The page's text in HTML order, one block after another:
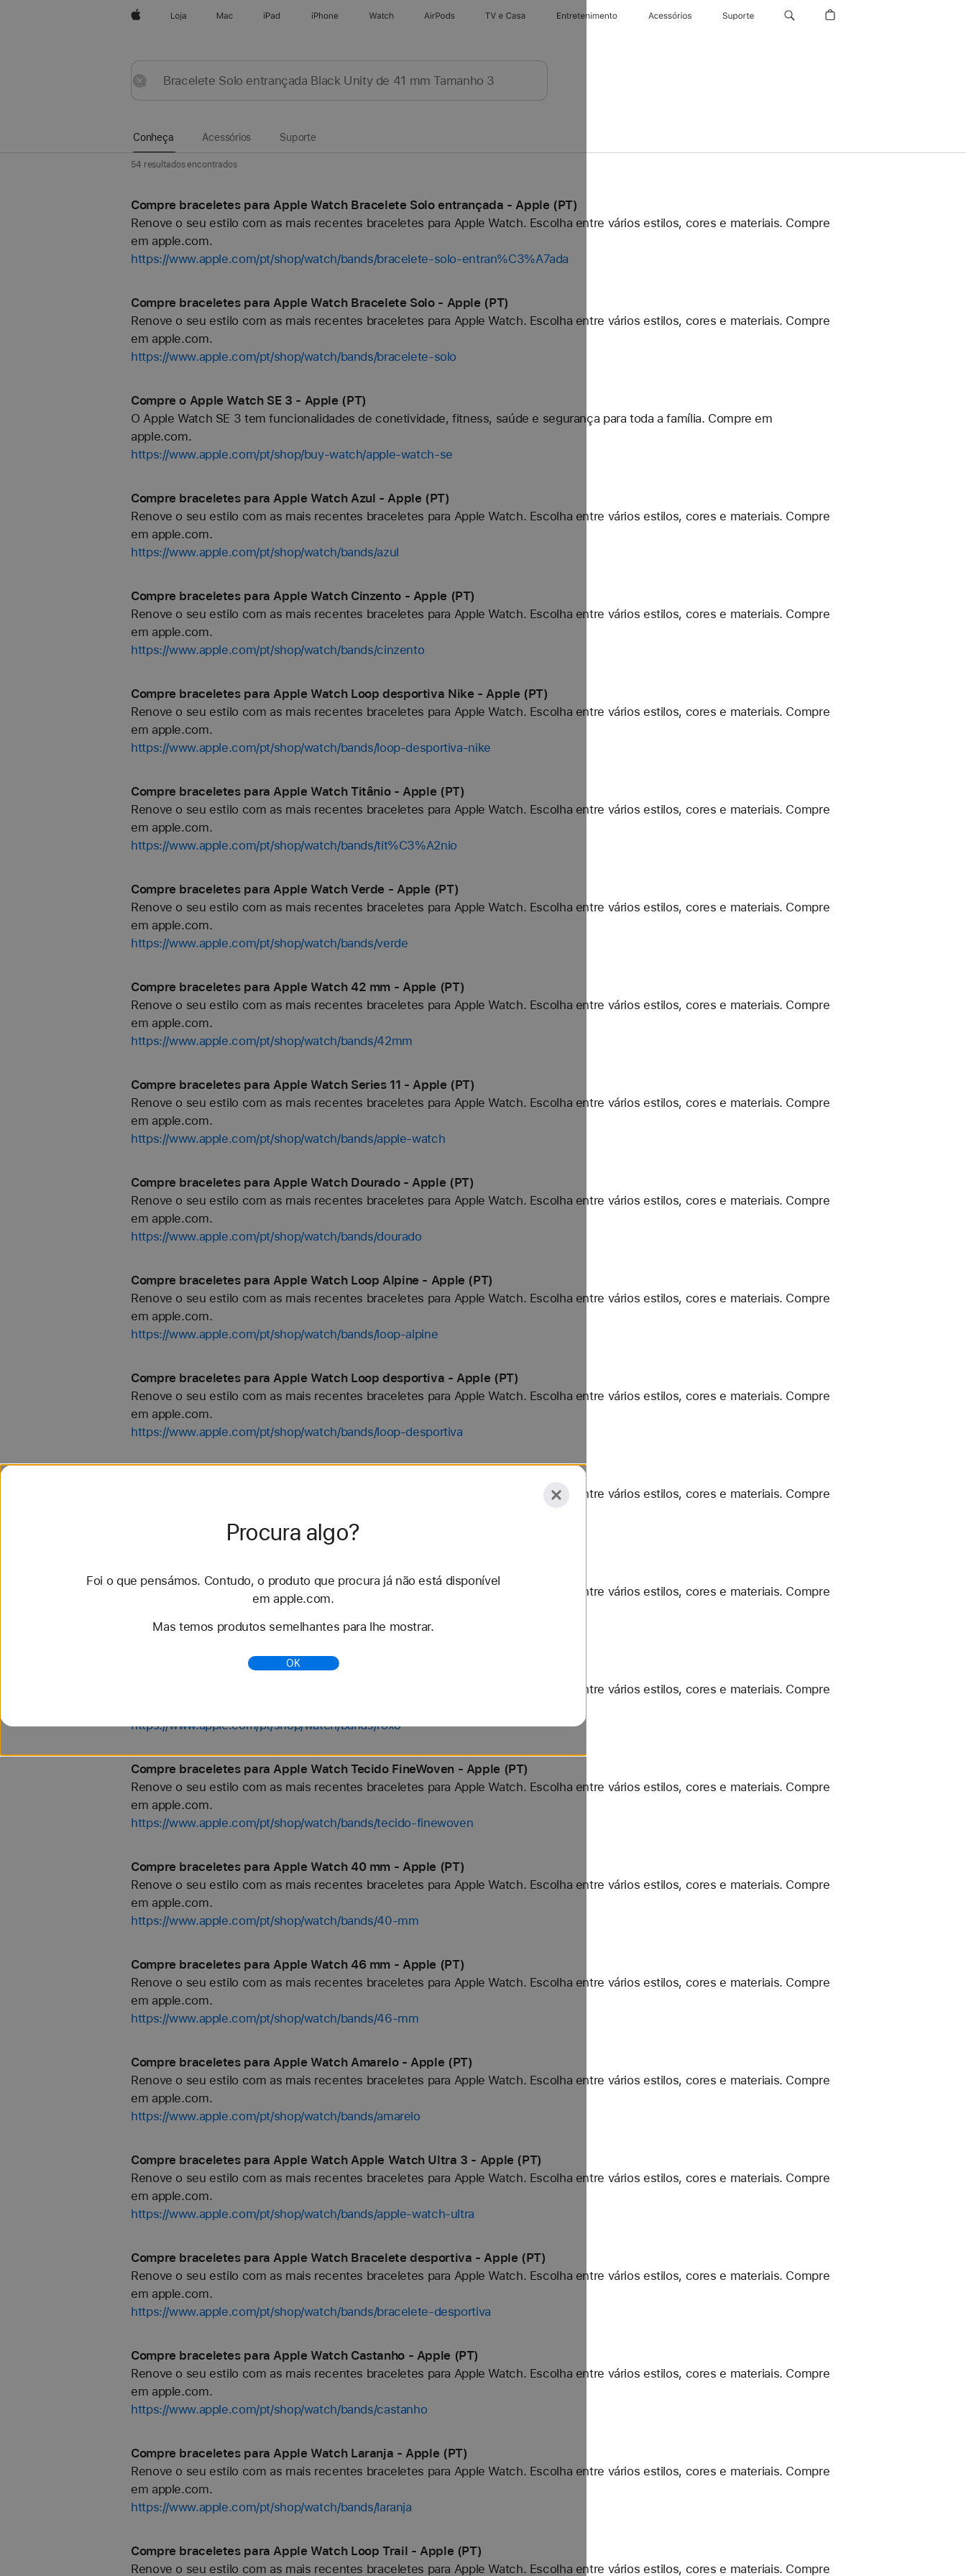
AppleLoja Mac iPad iPhone Watch AirPods TV e Casa Entretenimento Acessórios Suporte
Submeter
Repor
Conheça Acessórios Suporte
54 resultados encontrados
Compre braceletes para Apple Watch Bracelete Solo entrançada - Apple (PT)
Renove o seu estilo com as mais recentes braceletes para Apple Watch. Escolha entre vários estilos, cores e materiais. Compre
em apple.com.
https://www.apple.com/pt/shop/watch/bands/bracelete-solo-entran%C3%A7ada
Compre braceletes para Apple Watch Bracelete Solo - Apple (PT)
Renove o seu estilo com as mais recentes braceletes para Apple Watch. Escolha entre vários estilos, cores e materiais. Compre
em apple.com.
https://www.apple.com/pt/shop/watch/bands/bracelete-solo
Compre o Apple Watch SE 3 - Apple (PT)
O Apple Watch SE 3 tem funcionalidades de conetividade, fitness, saúde e segurança para toda a família. Compre em
apple.com.
https://www.apple.com/pt/shop/buy-watch/apple-watch-se
Compre braceletes para Apple Watch Azul - Apple (PT)
Renove o seu estilo com as mais recentes braceletes para Apple Watch. Escolha entre vários estilos, cores e materiais. Compre
em apple.com.
https://www.apple.com/pt/shop/watch/bands/azul
Compre braceletes para Apple Watch Cinzento - Apple (PT)
Renove o seu estilo com as mais recentes braceletes para Apple Watch. Escolha entre vários estilos, cores e materiais. Compre
em apple.com.
https://www.apple.com/pt/shop/watch/bands/cinzento
Compre braceletes para Apple Watch Loop desportiva Nike - Apple (PT)
Renove o seu estilo com as mais recentes braceletes para Apple Watch. Escolha entre vários estilos, cores e materiais. Compre
em apple.com.
https://www.apple.com/pt/shop/watch/bands/loop-desportiva-nike
Compre braceletes para Apple Watch Titânio - Apple (PT)
Renove o seu estilo com as mais recentes braceletes para Apple Watch. Escolha entre vários estilos, cores e materiais. Compre
em apple.com.
https://www.apple.com/pt/shop/watch/bands/tit%C3%A2nio
Compre braceletes para Apple Watch Verde - Apple (PT)
Renove o seu estilo com as mais recentes braceletes para Apple Watch. Escolha entre vários estilos, cores e materiais. Compre
em apple.com.
https://www.apple.com/pt/shop/watch/bands/verde
Compre braceletes para Apple Watch 42 mm - Apple (PT)
Renove o seu estilo com as mais recentes braceletes para Apple Watch. Escolha entre vários estilos, cores e materiais. Compre
em apple.com.
https://www.apple.com/pt/shop/watch/bands/42mm
Compre braceletes para Apple Watch Series 11 - Apple (PT)
Renove o seu estilo com as mais recentes braceletes para Apple Watch. Escolha entre vários estilos, cores e materiais. Compre
em apple.com.
https://www.apple.com/pt/shop/watch/bands/apple-watch
Compre braceletes para Apple Watch Dourado - Apple (PT)
Renove o seu estilo com as mais recentes braceletes para Apple Watch. Escolha entre vários estilos, cores e materiais. Compre
em apple.com.
https://www.apple.com/pt/shop/watch/bands/dourado
Compre braceletes para Apple Watch Loop Alpine - Apple (PT)
Renove o seu estilo com as mais recentes braceletes para Apple Watch. Escolha entre vários estilos, cores e materiais. Compre
em apple.com.
https://www.apple.com/pt/shop/watch/bands/loop-alpine
Compre braceletes para Apple Watch Loop desportiva - Apple (PT)
Renove o seu estilo com as mais recentes braceletes para Apple Watch. Escolha entre vários estilos, cores e materiais. Compre
em apple.com.
https://www.apple.com/pt/shop/watch/bands/loop-desportiva
Renove o seu estilo com as mais recentes braceletes para Apple Watch. Escolha entre vários estilos, cores e materiais. Compre
https://www.apple.com/pt/shop/watch/bands/multicolor
Compre braceletes para Apple Watch Preto - Apple (PT)
Renove o seu estilo com as mais recentes braceletes para Apple Watch. Escolha entre vários estilos, cores e materiais. Compre
https://www.apple.com/pt/shop/watch/bands/preto
Compre braceletes para Apple Watch Roxo - Apple (PT)
Renove o seu estilo com as mais recentes braceletes para Apple Watch. Escolha entre vários estilos, cores e materiais. Compre
https://www.apple.com/pt/shop/watch/bands/roxo
Compre braceletes para Apple Watch Tecido FineWoven - Apple (PT)
Renove o seu estilo com as mais recentes braceletes para Apple Watch. Escolha entre vários estilos, cores e materiais. Compre
em apple.com.
https://www.apple.com/pt/shop/watch/bands/tecido-finewoven
Compre braceletes para Apple Watch 40 mm - Apple (PT)
Renove o seu estilo com as mais recentes braceletes para Apple Watch. Escolha entre vários estilos, cores e materiais. Compre
em apple.com.
https://www.apple.com/pt/shop/watch/bands/40-mm
Compre braceletes para Apple Watch 46 mm - Apple (PT)
Renove o seu estilo com as mais recentes braceletes para Apple Watch. Escolha entre vários estilos, cores e materiais. Compre
em apple.com.
https://www.apple.com/pt/shop/watch/bands/46-mm
Compre braceletes para Apple Watch Amarelo - Apple (PT)
Renove o seu estilo com as mais recentes braceletes para Apple Watch. Escolha entre vários estilos, cores e materiais. Compre
em apple.com.
https://www.apple.com/pt/shop/watch/bands/amarelo
Compre braceletes para Apple Watch Apple Watch Ultra 3 - Apple (PT)
Renove o seu estilo com as mais recentes braceletes para Apple Watch. Escolha entre vários estilos, cores e materiais. Compre
em apple.com.
https://www.apple.com/pt/shop/watch/bands/apple-watch-ultra
Compre braceletes para Apple Watch Bracelete desportiva - Apple (PT)
Renove o seu estilo com as mais recentes braceletes para Apple Watch. Escolha entre vários estilos, cores e materiais. Compre
em apple.com.
https://www.apple.com/pt/shop/watch/bands/bracelete-desportiva
Compre braceletes para Apple Watch Castanho - Apple (PT)
Renove o seu estilo com as mais recentes braceletes para Apple Watch. Escolha entre vários estilos, cores e materiais. Compre
em apple.com.
https://www.apple.com/pt/shop/watch/bands/castanho
Compre braceletes para Apple Watch Laranja - Apple (PT)
Renove o seu estilo com as mais recentes braceletes para Apple Watch. Escolha entre vários estilos, cores e materiais. Compre
em apple.com.
https://www.apple.com/pt/shop/watch/bands/laranja
Compre braceletes para Apple Watch Loop Trail - Apple (PT)
Renove o seu estilo com as mais recentes braceletes para Apple Watch. Escolha entre vários estilos, cores e materiais. Compre
Procura algo?
Foi o que pensámos. Contudo, o produto que procura já não está disponível
em apple.com.
Mas temos produtos semelhantes para lhe mostrar.
OK